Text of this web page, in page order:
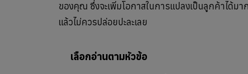
ของคุณ ซึ่งจะเพิ่มโอกาสในการแปลงเป็นลูกค้าได้ม
แล้วไม่ควรปล่อยปะละเลย
เลือกอ่านตามหัวข้อ